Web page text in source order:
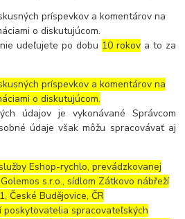
príspevkov a komentárov na
o diskutujúcom.
udeľujete po dobu 10 rokova to za
príspevkov a komentárov na
o diskutujúcom.
údajov je vykonávané Správcom
údaje však môžu spracovávať aj
Eshop-rychlo, prevádzkovanej
s.r.o., sídlom Zátkovo nábřeží
České Budějovice, ČR
poskytovatelia spracovateľských